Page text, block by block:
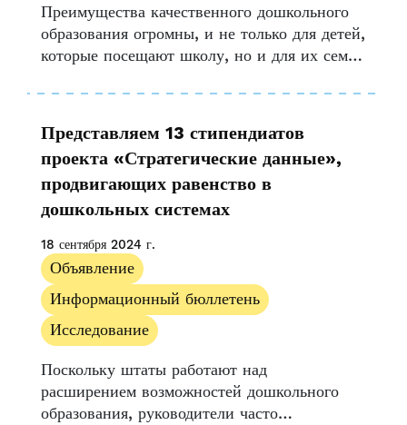
Преимущества качественного дошкольного
образования огромны, и не только для детей,
которые посещают школу, но и для их семей
и изыскания также показывают, что
Представляем 13 стипендиатов
проекта «Стратегические данные»,
продвигающих равенство в
дошкольных системах
18 сентября 2024 г.
Объявление
Информационный бюллетень
Исследование
Поскольку штаты работают над
расширением возможностей дошкольного
образования, руководители часто